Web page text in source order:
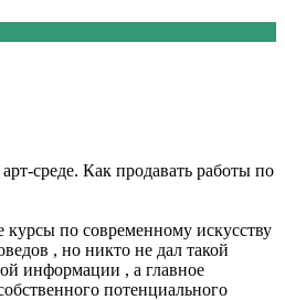
среде. Как продавать работы по
по современному искусству
, но никто не дал такой
информации , а главное
потенциального